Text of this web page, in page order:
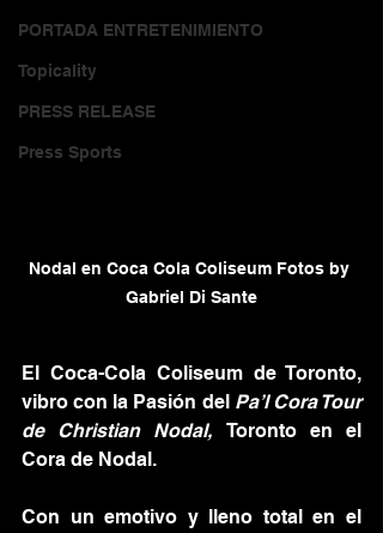
PORTADA ENTRETENIMIENTO
Topicality
PRESS RELEASE
Press Sports
Nodal en Coca Cola Coliseum Fotos by
Gabriel Di Sante
El Coca-Cola Coliseum de Toronto,
vibro con la Pasión del Pa’l Cora Tour
de Christian Nodal, Toronto en el
Cora de Nodal.
Con un emotivo y lleno total en el